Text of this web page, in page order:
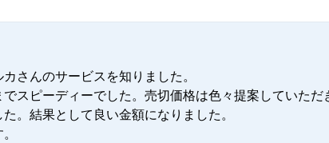
さんのサービスを知りました。
スピーディーでした。売切価格は色々提案していた
。結果として良い金額になりました。